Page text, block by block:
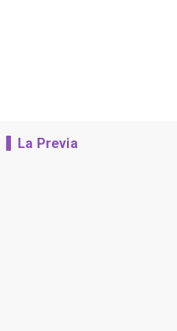
La Previa